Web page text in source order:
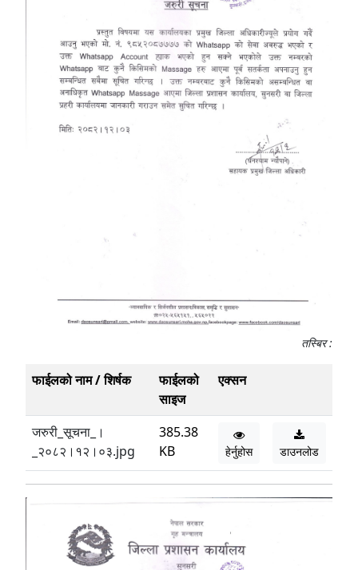
तस्बिर :
फाईलको नाम / शिर्षक
फाईलको
साइज
एक्सन
जरुरी_सूचना_।
_२०८२।१२।०३.jpg
385.38
KB
हेर्नुहोस डाउनलोड